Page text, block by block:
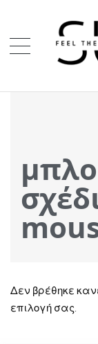
Δεν βρέθηκε
επιλογή σας.